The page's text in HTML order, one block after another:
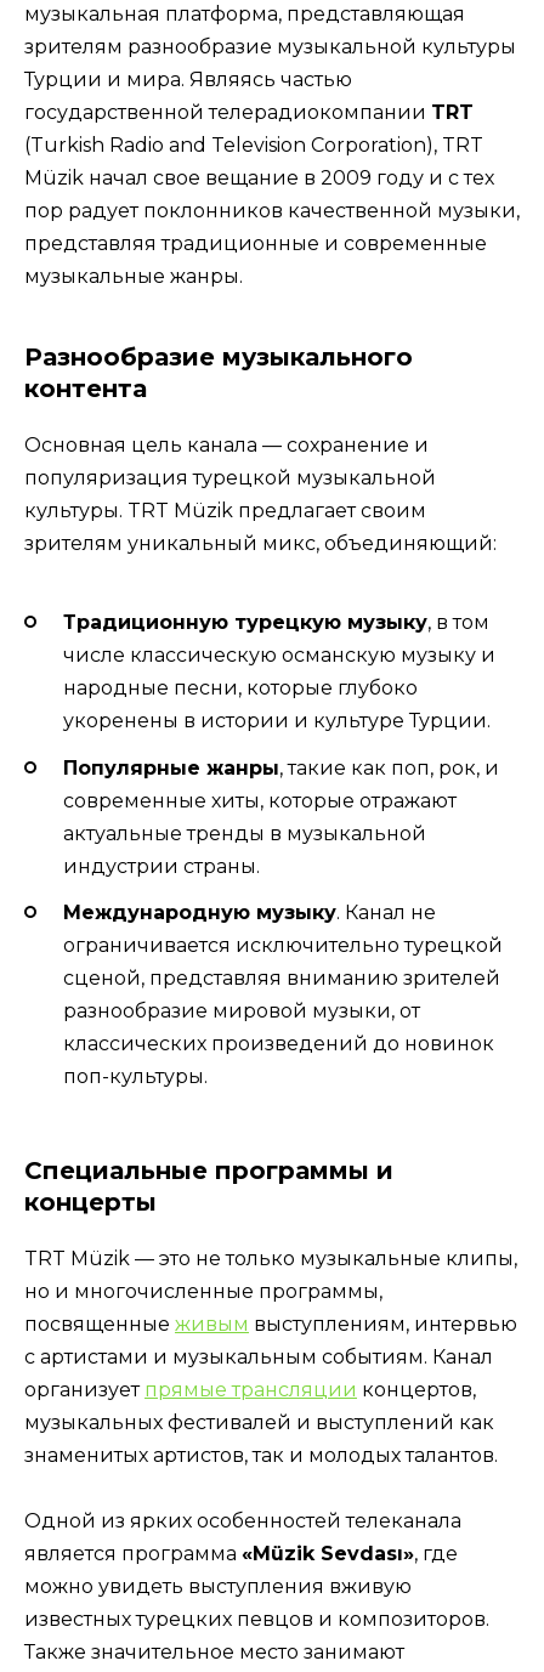
музыкальная платформа, представляющая
зрителям разнообразие музыкальной культуры
Турции и мира. Являясь частью
государственной телерадиокомпании TRT
(Turkish Radio and Television Corporation), TRT
Müzik начал свое вещание в 2009 году и с тех
пор радует поклонников качественной музыки,
представляя традиционные и современные
музыкальные жанры.
Разнообразие музыкального
контента
Основная цель канала — сохранение и
популяризация турецкой музыкальной
культуры. TRT Müzik предлагает своим
зрителям уникальный микс, объединяющий:
Традиционную турецкую музыку, в том
числе классическую османскую музыку и
народные песни, которые глубоко
укоренены в истории и культуре Турции.
Популярные жанры, такие как поп, рок, и
современные хиты, которые отражают
актуальные тренды в музыкальной
индустрии страны.
Международную музыку. Канал не
ограничивается исключительно турецкой
сценой, представляя вниманию зрителей
разнообразие мировой музыки, от
классических произведений до новинок
поп-культуры.
Специальные программы и
концерты
TRT Müzik — это не только музыкальные клипы,
но и многочисленные программы,
посвященные живым выступлениям, интервью
с артистами и музыкальным событиям. Канал
организует прямые трансляции концертов,
музыкальных фестивалей и выступлений как
знаменитых артистов, так и молодых талантов.
Одной из ярких особенностей телеканала
является программа «Müzik Sevdası», где
можно увидеть выступления вживую
известных турецких певцов и композиторов.
Также значительное место занимают